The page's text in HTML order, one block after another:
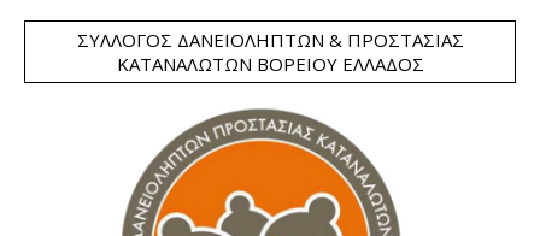
ΣΎΛΛΟΓΟΣ ΔΑΝΕΙΟΛΗΠΤΏΝ & ΠΡΟΣΤΑΣΊΑΣ
ΚΑΤΑΝΑΛΩΤΏΝ ΒΟΡΕΊΟΥ ΕΛΛΆΔΟΣ